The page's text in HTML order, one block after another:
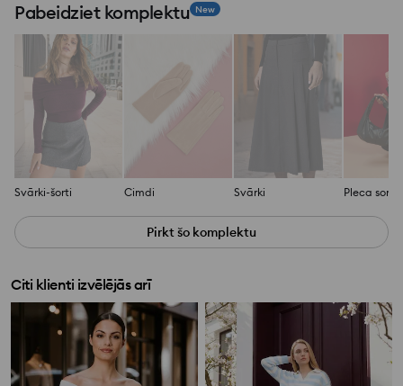
Pabeidziet komplektu New
Svārki-šorti Cimdi Svārki
Pirkt šo komplektu
Citi klienti izvēlējās arī